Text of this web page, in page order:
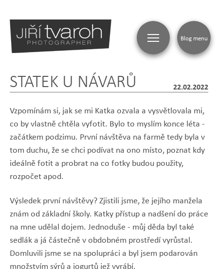
STATEK U NÁVARŮ 22.02.2022
Vzpomínám si, jak se mi Katka ozvala a vysvětlovala mi,
co by vlastně chtěla vyfotit. Bylo to myslím konce léta -
začátkem podzimu. První návštěva na farmě tedy byla v
tom duchu, že se chci podívat na ono místo, poznat kdy
ideálně fotit a probrat na co fotky budou použity,
rozpočet apod.
Výsledek první návštěvy? Zjistili jsme, že jejího manžela
znám od základní školy. Katky přístup a nadšení do práce
na mne udělal dojem. Jednoduše - můj děda byl také
sedlák a já částečně v obdobném prostředí vyrůstal.
Domluvili jsme se na spolupráci a byl jsem podarován
množstvím sýrů a jogurtů jež vyrábí.
Blog menu